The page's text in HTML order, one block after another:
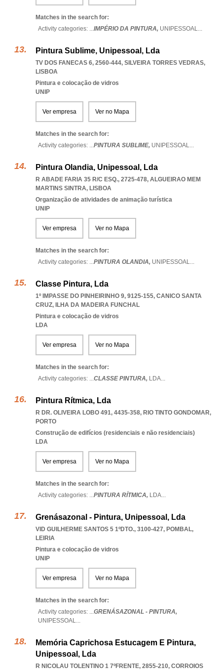
Matches in the search for:
Activity categories: ...IMPÉRIO DA PINTURA, UNIPESSOAL...
Pintura Sublime, Unipessoal, Lda
TV DOS FANECAS 6, 2560-444, SILVEIRA TORRES VEDRAS,
LISBOA
Pintura e colocação de vidros
UNIP
Ver empresa Ver no Mapa
Matches in the search for:
Activity categories: ...PINTURA SUBLIME, UNIPESSOAL...
Pintura Olandia, Unipessoal, Lda
R ABADE FARIA 35 R/C ESQ., 2725-478, ALGUEIRAO MEM
MARTINS SINTRA, LISBOA
Organização de atividades de animação turística
UNIP
Ver empresa Ver no Mapa
Matches in the search for:
Activity categories: ...PINTURA OLANDIA, UNIPESSOAL...
Classe Pintura, Lda
1º IMPASSE DO PINHEIRINHO 9, 9125-155, CANICO SANTA
CRUZ, ILHA DA MADEIRA FUNCHAL
Pintura e colocação de vidros
LDA
Ver empresa Ver no Mapa
Matches in the search for:
Activity categories: ...CLASSE PINTURA, LDA...
Pintura Rítmica, Lda
R DR. OLIVEIRA LOBO 491, 4435-358, RIO TINTO GONDOMAR,
PORTO
Construção de edifícios (residenciais e não residenciais)
LDA
Ver empresa Ver no Mapa
Matches in the search for:
Activity categories: ...PINTURA RÍTMICA, LDA...
Grenásazonal - Pintura, Unipessoal, Lda
VID GUILHERME SANTOS 5 1ºDTO., 3100-427, POMBAL,
LEIRIA
Pintura e colocação de vidros
UNIP
Ver empresa Ver no Mapa
Matches in the search for:
Activity categories: ...GRENÁSAZONAL - PINTURA,
UNIPESSOAL...
Memória Caprichosa Estucagem E Pintura,
Unipessoal, Lda
R NICOLAU TOLENTINO 1 7ºFRENTE, 2855-210, CORROIOS